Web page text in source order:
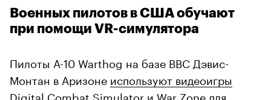
Военных пилотов в США обучают
при помощи VR-симулятора
Пилоты A-10 Warthog на базе ВВС Дэвис-
Монтан в Аризоне используют видеоигры
Digital Combat Simulator и War Zone для